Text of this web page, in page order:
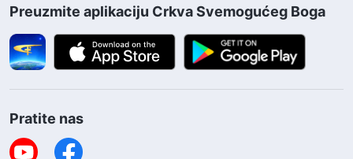
Preuzmite aplikaciju Crkva Svemogućeg Boga
Pratite nas